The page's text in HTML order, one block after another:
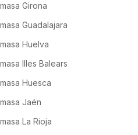
Girona
Guadalajara
Huelva
Illes Balears
Huesca
Jaén
La Rioja